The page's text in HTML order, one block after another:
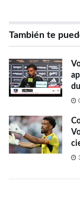
También te